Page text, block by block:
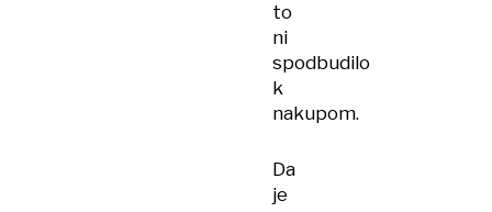
to
ni
spodbudilo
k
nakupom.
Da
je